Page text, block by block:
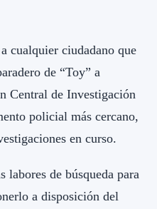
cualquier ciudadano que
de “Toy” a
Central de Investigación
policial más cercano,
en curso.
labores de búsqueda para
a disposición del